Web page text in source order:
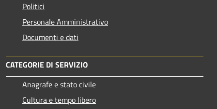
Politici
Personale Amministrativo
Documenti e dati
CATEGORIE DI SERVIZIO
Anagrafe e stato civile
Cultura e tempo libero